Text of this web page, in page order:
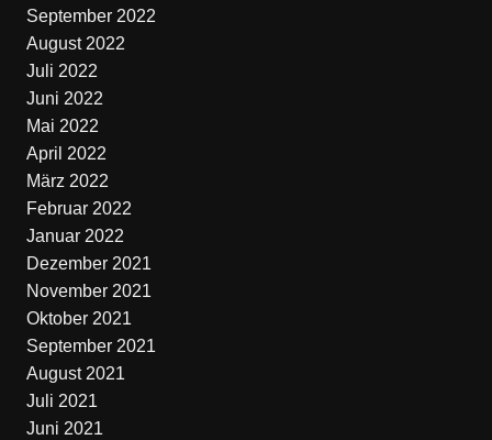
September 2022
August 2022
Juli 2022
Juni 2022
Mai 2022
April 2022
März 2022
Februar 2022
Januar 2022
Dezember 2021
November 2021
Oktober 2021
September 2021
August 2021
Juli 2021
Juni 2021